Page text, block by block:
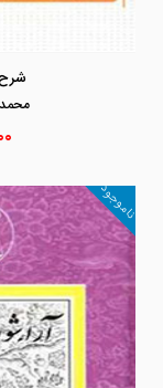
ناموجود